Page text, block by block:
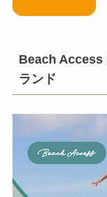
Beach
ランド